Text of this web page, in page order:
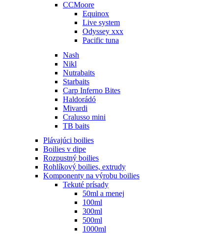
CCMoore
Equinox
Live system
Odyssey xxx
Pacific tuna
Nash
Nikl
Nutrabaits
Starbaits
Carp Inferno Bites
Haldorádó
Mivardi
Cralusso mini
TB baits
Plávajúci boilies
Boilies v dipe
Rozpustný boilies
Rohlíkový boilies, extrudy
Komponenty na výrobu boilies
Tekuté prísady
50ml a menej
100ml
300ml
500ml
1000ml